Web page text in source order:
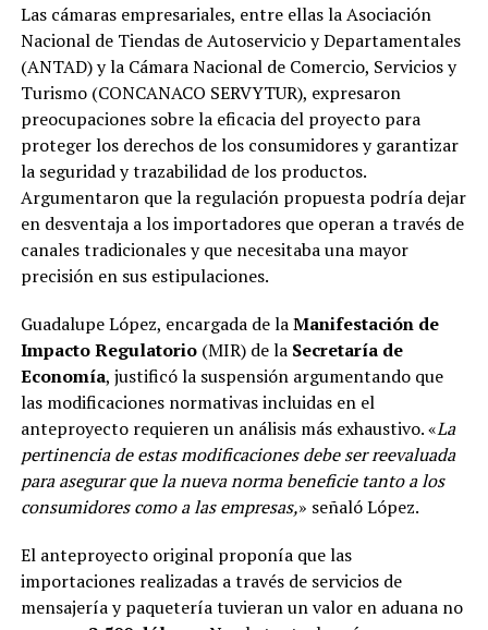
Las cámaras empresariales, entre ellas la Asociación
Nacional de Tiendas de Autoservicio y Departamentales
(ANTAD) y la Cámara Nacional de Comercio, Servicios y
Turismo (CONCANACO SERVYTUR), expresaron
preocupaciones sobre la eficacia del proyecto para
proteger los derechos de los consumidores y garantizar
la seguridad y trazabilidad de los productos.
Argumentaron que la regulación propuesta podría dejar
en desventaja a los importadores que operan a través de
canales tradicionales y que necesitaba una mayor
precisión en sus estipulaciones.
Guadalupe López, encargada de laManifestación de
Impacto Regulatorio(MIR) de la Secretaría de
Economía, justificó la suspensión argumentando que
las modificaciones normativas incluidas en el
anteproyecto requieren un análisis más exhaustivo. «La
pertinencia de estas modificaciones debe ser reevaluada
para asegurar que la nueva norma beneficie tanto a los
consumidores como a las empresas,» señaló López.
El anteproyecto original proponía que las
importaciones realizadas a través de servicios de
mensajería y paquetería tuvieran un valor en aduana no